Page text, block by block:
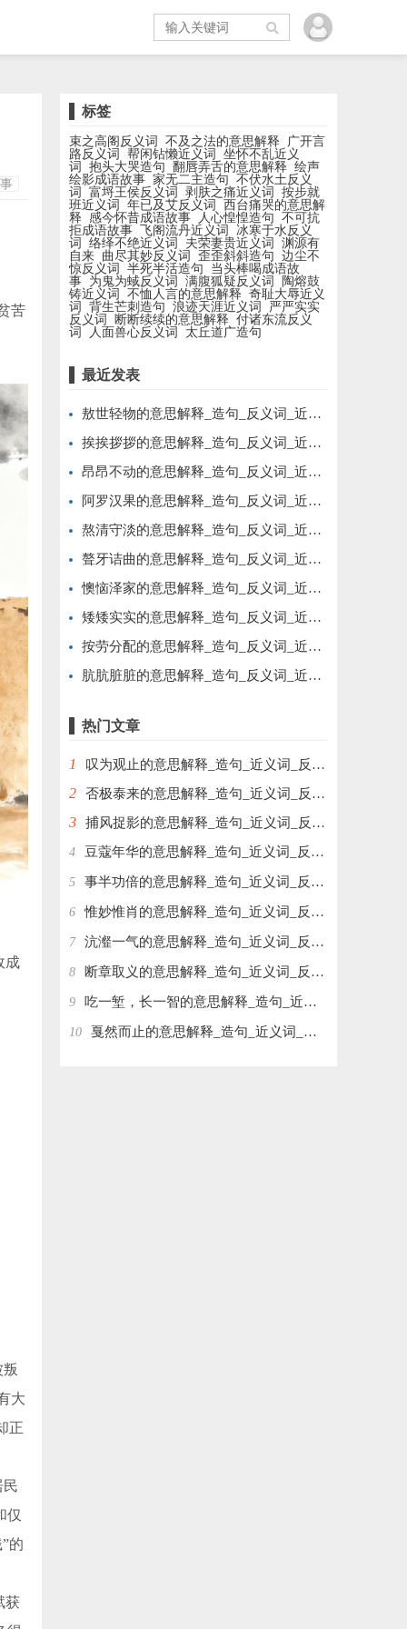
苦
成
大
正
民
仅
的
获
标签
束之高阁反义词 不及之法的意思解释
广开言
路反义词
帮闲钻懒近义词
坐怀不乱近义
词
抱头大哭造句 翻唇弄舌的意思解释 绘声
绘影成语故事 家无二主造句 不伏水土反义
词
富埒王侯反义词 剥肤之痛近义词
按步就
班近义词
年已及艾反义词
西台痛哭的意思解
释 感今怀昔成语故事 人心惶惶造句 不可抗
拒成语故事
飞阁流丹近义词
冰寒于水反义
词
络绎不绝近义词 夫荣妻贵近义词
渊源有
自来 曲尽其妙反义词 歪歪斜斜造句 边尘不
惊反义词
半死半活造句
当头棒喝成语故
事 为鬼为蜮反义词 满腹狐疑反义词
陶熔鼓
铸近义词
不恤人言的意思解释 奇耻大辱近义
词
背生芒刺造句 浪迹天涯近义词
严严实实
反义词
断断续续的意思解释 付诸东流反义
词
人面兽心反义词 太丘道广造句
最近发表
敖世轻物的意思解释_造句_反义词_近义词_成语故事
挨挨拶拶的意思解释_造句_反义词_近义词_成语故事
昂昂不动的意思解释_造句_反义词_近义词_成语故事
阿罗汉果的意思解释_造句_反义词_近义词_成语故事
熬清守淡的意思解释_造句_反义词_近义词_成语故事
聱牙诘曲的意思解释_造句_反义词_近义词_成语故事
懊恼泽家的意思解释_造句_反义词_近义词_成语故事
矮矮实实的意思解释_造句_反义词_近义词_成语故事
按劳分配的意思解释_造句_反义词_近义词_成语故事
肮肮脏脏的意思解释_造句_反义词_近义词_成语故事
热门文章
1 叹为观止的意思解释_造句_近义词_反义词_成语故事
2 否极泰来的意思解释_造句_近义词_反义词_成语故事
3 捕风捉影的意思解释_造句_近义词_反义词_成语故事
4 豆蔻年华的意思解释_造句_近义词_反义词_成语故事
5 事半功倍的意思解释_造句_近义词_反义词_成语故事
6 惟妙惟肖的意思解释_造句_近义词_反义词_成语故事
7 沆瀣一气的意思解释_造句_近义词_反义词_成语故事
8 断章取义的意思解释_造句_近义词_反义词_成语故事
9 吃一堑，长一智的意思解释_造句_近义词_反义词_成语故事
10 戛然而止的意思解释_造句_近义词_反义词_成语故事